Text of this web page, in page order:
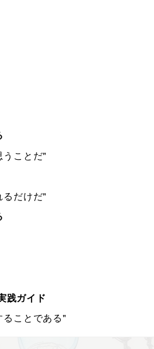
ことだ"
だけだ"
践ガイド
ことである"